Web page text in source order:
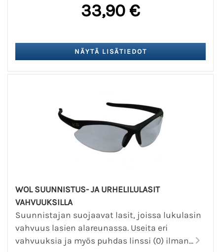
33,90 €
WOL SUUNNISTUS- JA URHELILULASIT
VAHVUUKSILLA
Suunnistajan suojaavat lasit, joissa lukulasin
vahvuus lasien alareunassa. Useita eri
vahvuuksia ja myös puhdas linssi (0) ilman...